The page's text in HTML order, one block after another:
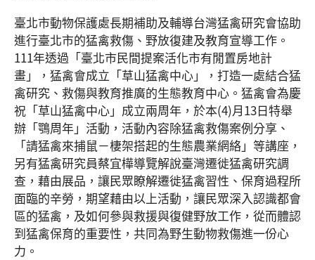
臺北市動物保護處長期補助及輔導台灣猛禽研究會協助
進行臺北市的猛禽救傷、野放復建及教育宣導工作。
111年透過「臺北市民間提案活化市有閒置房地計
畫」，猛禽會成立「草山猛禽中心」，打造一處結合猛
禽研究、救傷與教育推廣的生態教育中心。猛禽會為慶
祝「草山猛禽中心」成立兩周年，於本(4)月13日特舉
辦「鶚周年」活動，活動內容除猛禽救傷案例分享、
「請猛禽來捕鼠－棲架搭起的生態農業網絡」等講座，
另有猛禽研究員蔡宜樺導覽解說臺灣遷徙猛禽研究調
查，藉由展品，讓民眾瞭解遷徙猛禽習性、保育過程所
面臨的辛勞，期望藉由以上活動，讓民眾深入認識都會
區的猛禽，及如何參與救援與復健野放工作，從而體認
到猛禽保育的重要性，共同為野生動物救傷進一份心
力。